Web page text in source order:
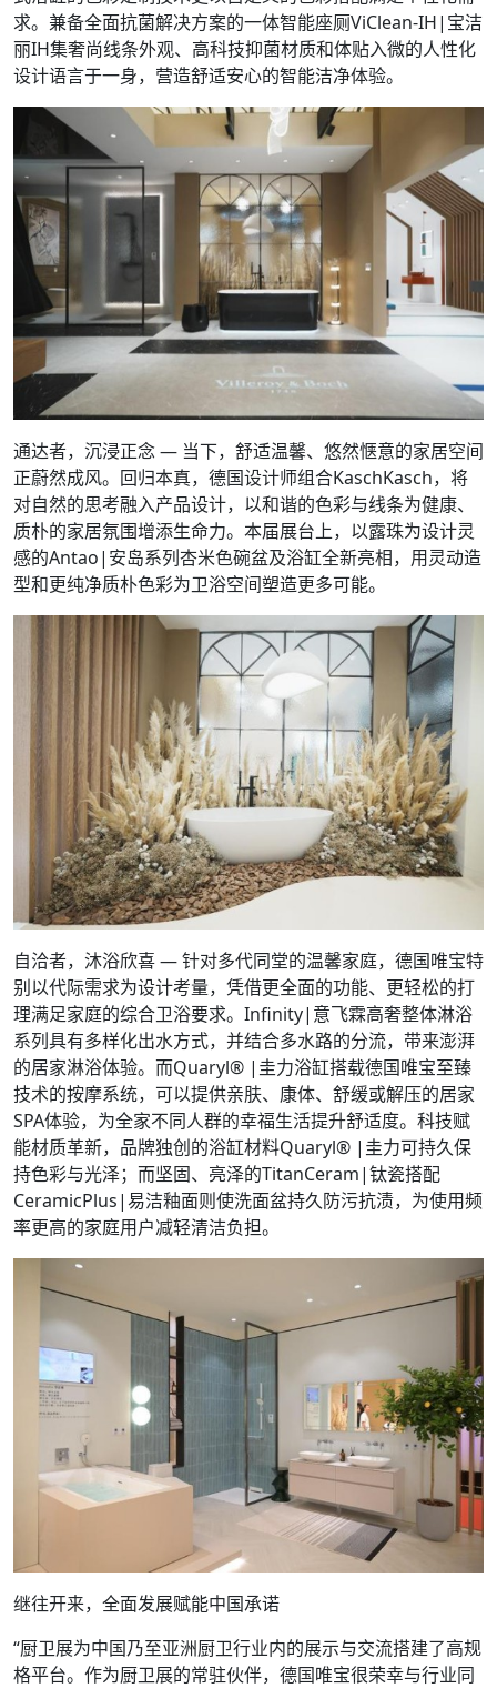
求。兼备全面抗菌解决方案的一体智能座厕ViClean-IH|宝洁
丽IH集奢尚线条外观、高科技抑菌材质和体贴入微的人性化
设计语言于一身，营造舒适安心的智能洁净体验。
通达者，沉浸正念 — 当下，舒适温馨、悠然惬意的家居空间
正蔚然成风。回归本真，德国设计师组合KaschKasch，将
对自然的思考融入产品设计，以和谐的色彩与线条为健康、
质朴的家居氛围增添生命力。本届展台上，以露珠为设计灵
感的Antao|安岛系列杏米色碗盆及浴缸全新亮相，用灵动造
型和更纯净质朴色彩为卫浴空间塑造更多可能。
自洽者，沐浴欣喜 — 针对多代同堂的温馨家庭，德国唯宝特
别以代际需求为设计考量，凭借更全面的功能、更轻松的打
理满足家庭的综合卫浴要求。Infinity|意飞霖高奢整体淋浴
系列具有多样化出水方式，并结合多水路的分流，带来澎湃
的居家淋浴体验。而Quaryl® |圭力浴缸搭载德国唯宝至臻
技术的按摩系统，可以提供亲肤、康体、舒缓或解压的居家
SPA体验，为全家不同人群的幸福生活提升舒适度。科技赋
能材质革新，品牌独创的浴缸材料Quaryl® |圭力可持久保
持色彩与光泽；而坚固、亮泽的TitanCeram|钛瓷搭配
CeramicPlus|易洁釉面则使洗面盆持久防污抗渍，为使用频
率更高的家庭用户减轻清洁负担。
继往开来，全面发展赋能中国承诺
“厨卫展为中国乃至亚洲厨卫行业内的展示与交流搭建了高规
格平台。作为厨卫展的常驻伙伴，德国唯宝很荣幸与行业同